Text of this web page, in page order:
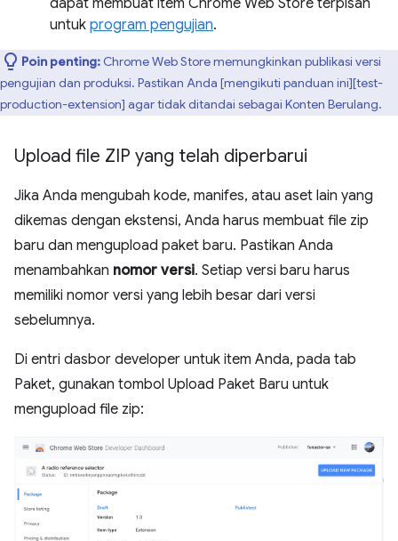
dapat membuat item Chrome Web Store terpisah
untuk program pengujian.
Poin penting: Chrome Web Store memungkinkan publikasi versi
pengujian dan produksi. Pastikan Anda [mengikuti panduan ini][test-
production-extension] agar tidak ditandai sebagai Konten Berulang.
Upload file ZIP yang telah diperbarui
Jika Anda mengubah kode, manifes, atau aset lain yang
dikemas dengan ekstensi, Anda harus membuat file zip
baru dan mengupload paket baru. Pastikan Anda
menambahkan nomor versi. Setiap versi baru harus
memiliki nomor versi yang lebih besar dari versi
sebelumnya.
Di entri dasbor developer untuk item Anda, pada tab
Paket, gunakan tombol Upload Paket Baru untuk
mengupload file zip: